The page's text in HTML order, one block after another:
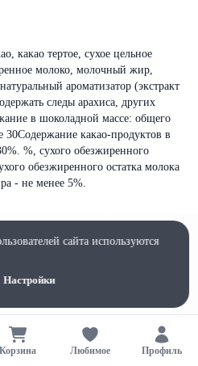
какао тертое, сухое цельное
молоко, молочный жир,
ароматизатор (экстракт
следы арахиса, других
в шоколадной массе: общего
30Содержание какао-продуктов в
%, сухого обезжиренного
обезжиренного остатка молока
- не менее 5%.
Корзина Любимое Профиль
сайта используются
Настройки